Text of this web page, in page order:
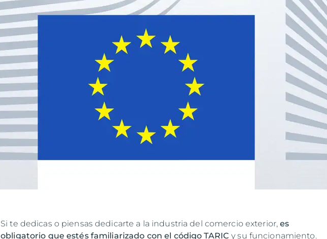
Si te dedicas o piensas dedicarte a la industria del comercio exterior,es
obligatorio que estés familiarizado con el código TARIC y su funcionamiento.